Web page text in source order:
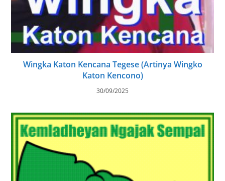
Wingka Katon Kencana Tegese (Artinya Wingko
Katon Kencono)
30/09/2025